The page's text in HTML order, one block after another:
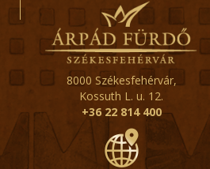
8000 Székesfehérvár,
Kossuth L. u. 12.
+36 22 814 400